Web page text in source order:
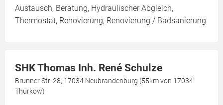
Austausch, Beratung, Hydraulischer Abgleich,
Thermostat, Renovierung, Renovierung / Badsanierung
SHK Thomas Inh. René Schulze
Brunner Str. 28, 17034 Neubrandenburg (55km von 17034
Thürkow)